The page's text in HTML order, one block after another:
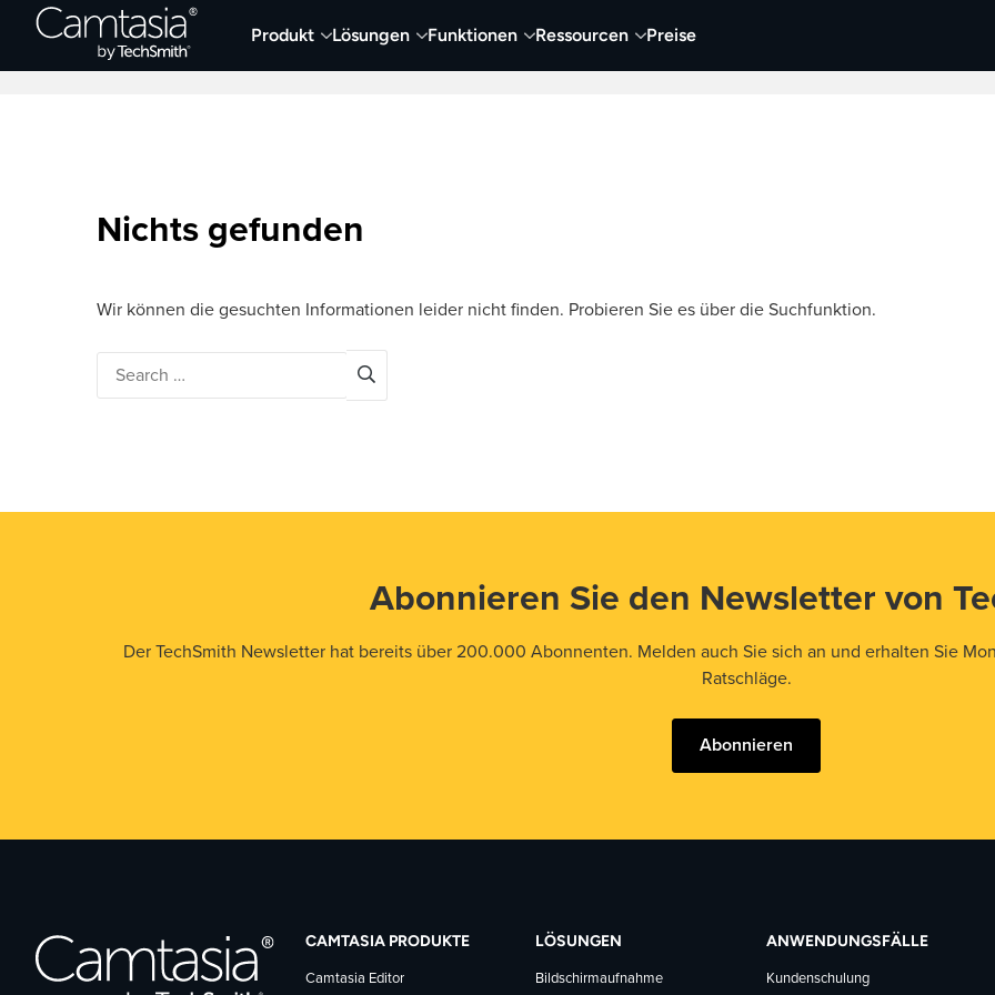
Direkt
Produkt Lösungen Funktionen Ressourcen Preise
Neueste Artikel Screen Capture und Aufnehmen Video Visueller Content
Nichts gefunden
Wir können die gesuchten Informationen leider nicht finden. Probieren Sie es über die Suchfunktion.
Abonnieren Sie den Newsletter von
Der TechSmith Newsletter hat bereits über 200.000 Abonnenten. Melden auch Sie sich an und erhalten Sie
Ratschläge.
Abonnieren
CAMTASIA PRODUKTE
Camtasia Editor
LÖSUNGEN
Bildschirmaufnahme
ANWENDUNGSFÄLLE
Kundenschulung